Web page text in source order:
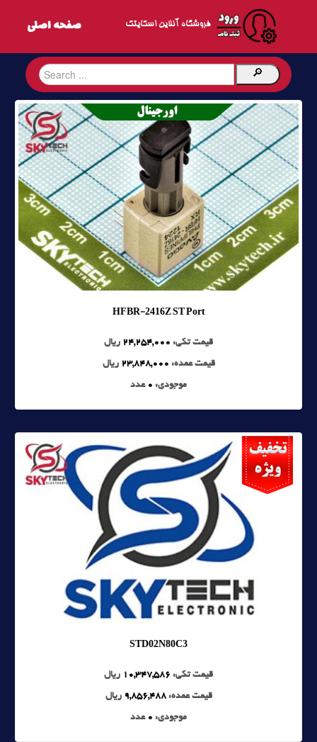
فروشگاه آنلاین اسکایتک
HFBR-2416Z ST Port
قیمت تکی: 24,254,000 ریال
قیمت عمده: 23,848,000 ریال
موجودی: 0 عدد
STD02N80C3
قیمت تکی: 10,347,586 ریال
قیمت عمده:9,856,488 ریال
موجودی: 0 عدد